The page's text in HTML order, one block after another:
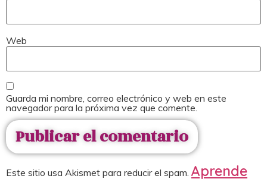
Web
Guarda mi nombre, correo electrónico y web en este
navegador para la próxima vez que comente.
Este sitio usa Akismet para reducir el spam. Aprende